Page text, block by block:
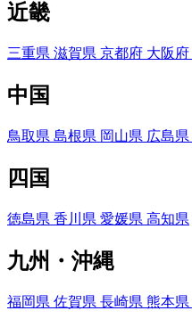
近畿
三重県 滋賀県 京都府 大阪府
中国
鳥取県 島根県 岡山県 広島県
四国
徳島県 香川県 愛媛県 高知県
九州・沖縄
福岡県 佐賀県 長崎県 熊本県